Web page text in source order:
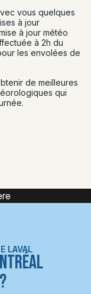
vous quelques
à jour
à jour météo
à 2h du
les envolées de
de meilleures
qui
LAVAL